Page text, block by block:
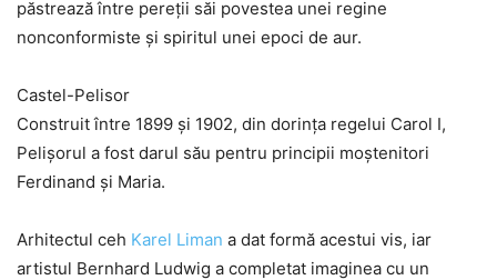
păstrează între pereții săi povestea unei regine
nonconformiste și spiritul unei epoci de aur.
Castel-Pelisor
Construit între 1899 și 1902, din dorința regelui Carol I,
Pelișorul a fost darul său pentru principii moștenitori
Ferdinand și Maria.
Arhitectul ceh Karel Liman a dat formă acestui vis, iar
artistul Bernhard Ludwig a completat imaginea cu un